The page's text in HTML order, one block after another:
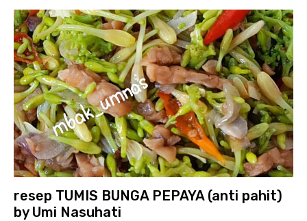
resep TUMIS BUNGA PEPAYA (anti pahit)
by Umi Nasuhati